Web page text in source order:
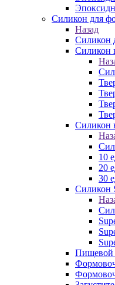
Силикон для
Назад
Силикон
Силикон
Силикон
10
20
30
Силикон
Пищевой